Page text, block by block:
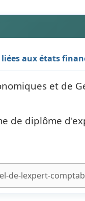
aux états
et de
de diplôme